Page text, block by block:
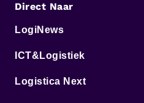
Direct Naar
LogiNews
ICT&Logistiek
Logistica Next